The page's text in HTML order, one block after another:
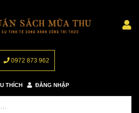
0972 873 962
THÍCH ĐĂNG NHẬP